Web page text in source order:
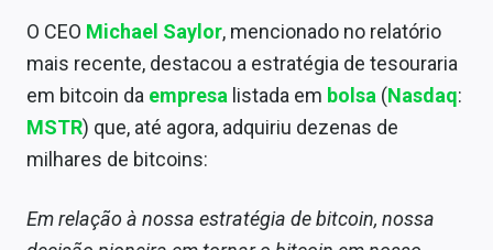
Conteúdo de Marca
Expediente
O CEO Michael Saylor, mencionado no relatório
mais recente, destacou a estratégia de tesouraria
em bitcoin da empresa listada em bolsa (Nasdaq:
MSTR) que, até agora, adquiriu dezenas de
milhares de bitcoins:
Em relação à nossa estratégia de bitcoin, nossa